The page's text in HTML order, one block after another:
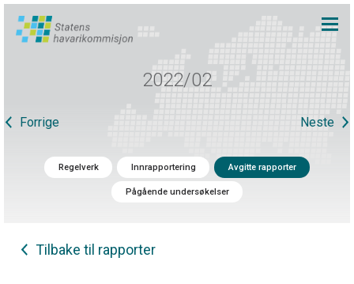
2022/02
Forrige Neste
Regelverk Innrapportering Avgitte rapporter
Pågående undersøkelser
Tilbake til rapporter